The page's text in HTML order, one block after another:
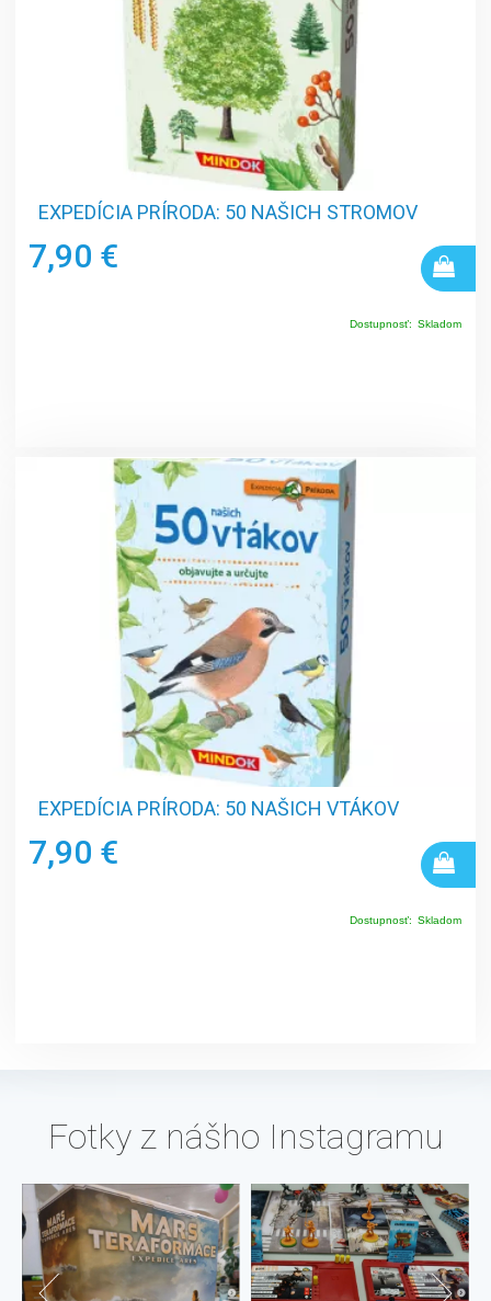
EXPEDÍCIA PRÍRODA: 50 NAŠICH STROMOV
7,90 €
Dostupnosť: Skladom
EXPEDÍCIA PRÍRODA: 50 NAŠICH VTÁKOV
7,90 €
Dostupnosť: Skladom
Fotky z nášho Instagramu